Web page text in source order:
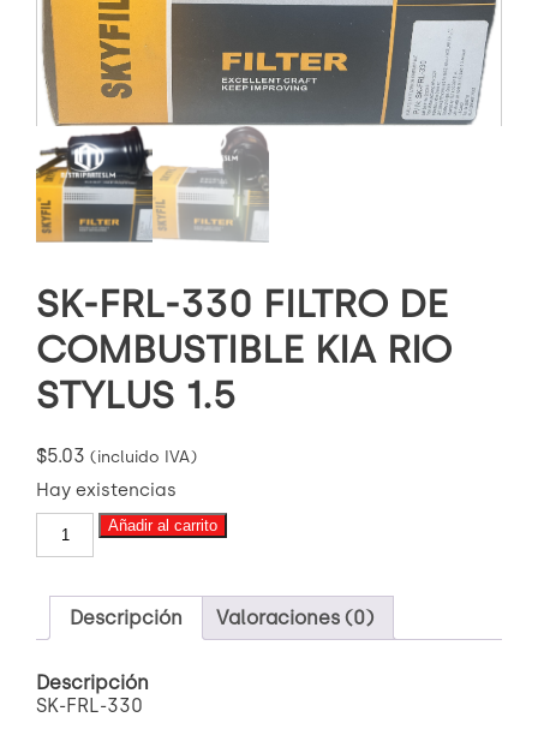
SK-FRL-330 FILTRO DE
COMBUSTIBLE KIA RIO
STYLUS 1.5
$5.03 (incluido IVA)
Hay existencias
FRL-
FILTRO
COMBUSTIBLE
RIO
STYLUS
Añadir al carrito
Descripción Valoraciones (0)
Descripción
SK-FRL-330